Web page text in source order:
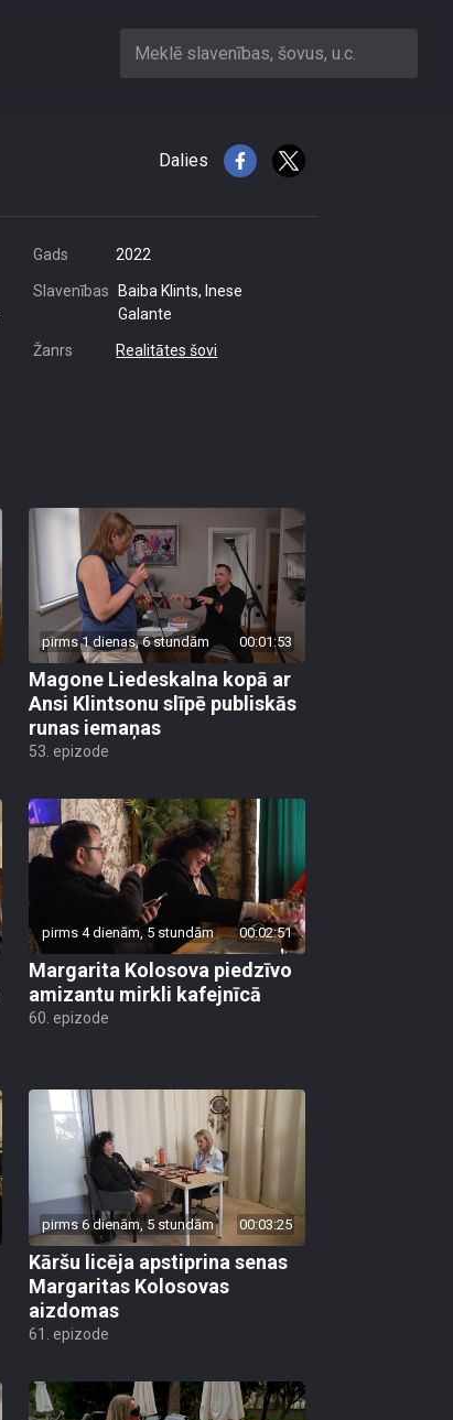
Meklē slavenības, šovus, u.c.
Dalies
Gads 2022
Slavenības
Baiba Klints, Inese
Galante
Žanrs Realitātes šovi
pirms 1 dienas, 6 stundām 00:01:53
Magone Liedeskalna kopā ar
Ansi Klintsonu slīpē publiskās
runas iemaņas
53. epizode
pirms 4 dienām, 5 stundām 00:02:51
Margarita Kolosova piedzīvo
amizantu mirkli kafejnīcā
60. epizode
pirms 6 dienām, 5 stundām 00:03:25
Kāršu licēja apstiprina senas
Margaritas Kolosovas
aizdomas
61. epizode